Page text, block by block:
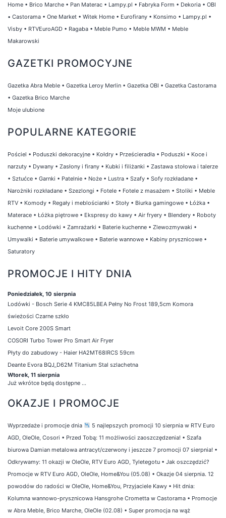
Home • Brico Marche • Pan Materac • Lampy.pl • Fabryka Form • Dekoria • OBI
• Castorama • One Market • Witek Home • Eurofirany • Konsimo • Lampy.pl •
Visby • RTVEuroAGD • Ragaba • Meble Pumo • Meble MWM • Meble
Makarowski
GAZETKI PROMOCYJNE
Gazetka Abra Meble • Gazetka Leroy Merlin • Gazetka OBI • Gazetka Castorama
• Gazetka Brico Marche
Moje ulubione
POPULARNE KATEGORIE
Pościel • Poduszki dekoracyjne • Kołdry • Prześcieradła • Poduszki • Koce i
narzuty • Dywany • Zasłony i firany • Kubki i filiżanki • Zastawa stołowa i talerze
• Sztućce • Garnki • Patelnie • Noże • Lustra • Szafy • Sofy rozkładane •
Narożniki rozkładane • Szezlongi • Fotele • Fotele z masażem • Stoliki • Meble
RTV • Komody • Regały i meblościanki • Stoły • Biurka gamingowe • Łóżka •
Materace • Łóżka piętrowe • Ekspresy do kawy • Air fryery • Blendery • Roboty
kuchenne • Lodówki • Zamrażarki • Baterie kuchenne • Zlewozmywaki •
Umywalki • Baterie umywalkowe • Baterie wannowe • Kabiny prysznicowe •
Saturatory
PROMOCJE I HITY DNIA
Poniedziałek, 10 sierpnia
Lodówki - Bosch Serie 4 KMC85LBEA Pełny No Frost 189,5cm Komora
świeżości Czarne szkło
Levoit Core 200S Smart
COSORI Turbo Tower Pro Smart Air Fryer
Płyty do zabudowy - Haier HA2MT68IRCS 59cm
Deante Evora BQJ_D62M Titanium Stal szlachetna
Wtorek, 11 sierpnia
Już wkrótce będą dostępne ...
OKAZJE I PROMOCJE
Wyprzedaże i promocje dnia
5 najlepszych promocji 10 sierpnia w RTV Euro
AGD, OleOle, Cosori • Przed Tobą: 11 możliwości zaoszczędzenia! • Szafa
biurowa Damian metalowa antracyt/czerwony i jeszcze 7 promocji 07 sierpnia! •
Odkrywamy: 11 okazji w OleOle, RTV Euro AGD, Tyletegotu • Jak oszczędzić?
Promocje w RTV Euro AGD, OleOle, Home&You (05.08) • Okazje 04 sierpnia. 12
powodów do radości w OleOle, Home&You, Przyjaciele Kawy • Hit dnia:
Kolumna wannowo-prysznicowa Hansgrohe Crometta w Castorama • Promocje
w Abra Meble, Brico Marche, OleOle (02.08) • Super promocja na wąż